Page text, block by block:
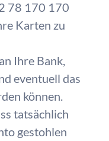
78 170 170
Karten zu
Ihre Bank,
eventuell das
können.
tatsächlich
gestohlen